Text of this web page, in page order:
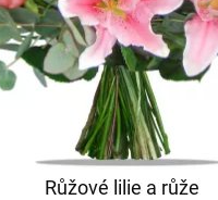
Růžové lilie a růže